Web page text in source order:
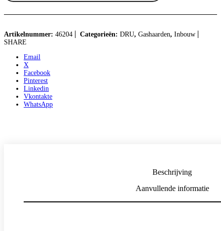
Artikelnummer: 46204 Categorieën: DRU, Gashaarden, Inbouw
SHARE
Email
X
Facebook
Pinterest
Linkedin
Vkontakte
WhatsApp
Beschrijving
Aanvullende informatie